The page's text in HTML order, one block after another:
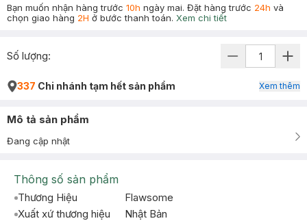
Bạn muốn nhận hàng trước 10h ngày mai. Đặt hàng trước 24h và
chọn giao hàng 2H ở bước thanh toán. Xem chi tiết
Số lượng:
337 Chi nhánh tạm hết sản phẩm Xem thêm
Mô tả sản phẩm
Đang cập nhật
Thông số sản phẩm
Thương Hiệu
Flawsome
Xuất xứ thương hiệu
Nhật Bản